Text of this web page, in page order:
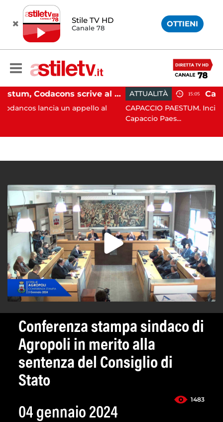
Stile TV HD
Canale 78 OTTIENI
Paestum, Codacons scrive al ministro Giuli: "Rilanciare scavi dell'Anfiteatro nell'area archeologica"
un appello al
ATTUALITÀ 15:05
CAPACCIO PAESTUM. Incisiva azione del
Capaccio Paes...
Conferenza stampa sindaco di
Agropoli in merito alla
sentenza del Consiglio di
Stato
1483
04 gennaio 2024